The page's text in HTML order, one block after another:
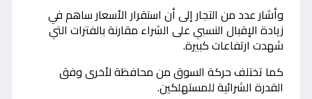
وأشار عدد من التجار إلى أن استقرار الأسعار ساهم في
زيادة الإقبال النسبي على الشراء مقارنة بالفترات التي
شهدت ارتفاعات كبيرة.
كما تختلف حركة السوق من محافظة لأخرى وفق
القدرة الشرائية للمستهلكين.